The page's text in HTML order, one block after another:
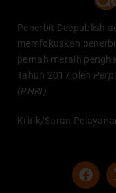
Penerbit Deepublish
memfokuskan
pernah meraih
Tahun 2017 oleh
(PNRI).
Kritik/Saran
F
a